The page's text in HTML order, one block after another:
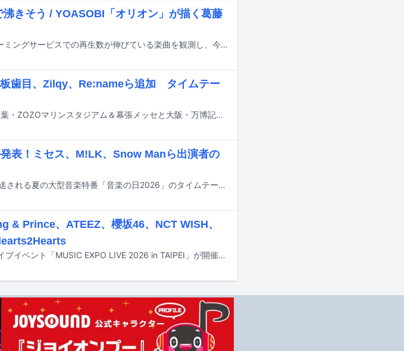
きそう / YOASOBI「オリオン」が描く葛藤
YouTubeでの視聴回数チャートや、ストリーミングサービスでの再生数が伸びている楽曲を観測し、今何が注目されているのかを解説する週イチ連載「再生数急上昇ソング定点観測」。今週はYouTubeで7月3日から7月9日にかけて集計されたミュージックビデオランキングの中から要注目トピックをピックアップします。
板歯目、Zilqy、Re:nameら追加 タイムテー
8月14日から16日までの3日間にわたり、千葉・ZOZOマリンスタジアム＆幕張メッセと大阪・万博記念公園で行われる音楽フェスティバル「SUMMER SONIC 2026」の追加出演アーティストが発表された。
表！ミセス、M!LK、Snow Manら出演者の
明日7月18日にTBS系で8時間にわたって放送される夏の大型音楽特番「音楽の日2026」のタイムテーブルが発表された。
& Prince、ATEEZ、櫻坂46、NCT WISH、
10月24、25日に台湾・TAIPEI ARENAでライブイベント「MUSIC EXPO LIVE 2026 in TAIPEI」が開催される。